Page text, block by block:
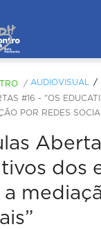
/ AUDIOVISUAL
#16 - "OS
POR REDES
dos
a